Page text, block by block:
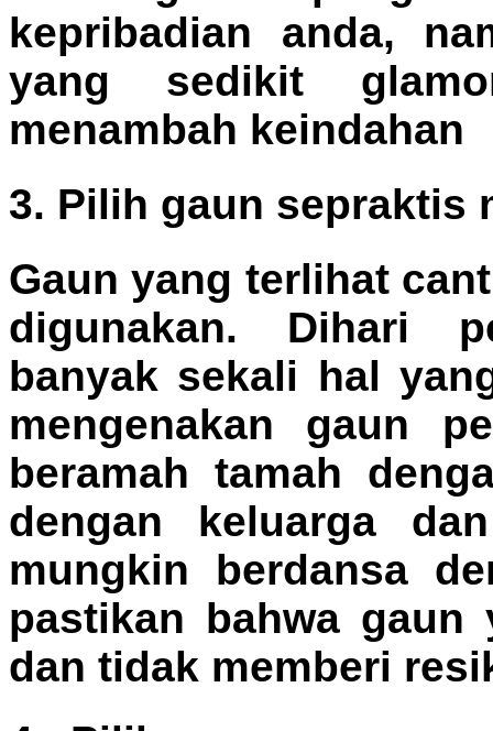
kepribadian anda,
yang sedikit
menambah keindahan
3. Pilih gaun sepraktis
Gaun yang terlihat
digunakan. Dihari
banyak sekali hal
mengenakan gaun
beramah tamah
dengan keluarga
mungkin berdansa
pastikan bahwa gaun
dan tidak memberi